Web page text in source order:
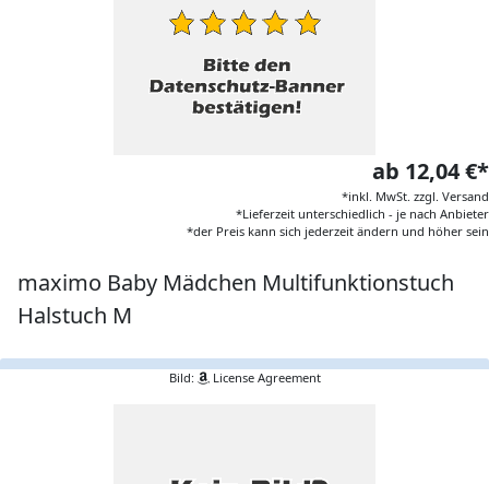
ab 12,04 €*
*inkl. MwSt. zzgl. Versand
*Lieferzeit unterschiedlich - je nach Anbieter
*der Preis kann sich jederzeit ändern und höher sein
maximo Baby Mädchen Multifunktionstuch
Halstuch M
Bild: License Agreement